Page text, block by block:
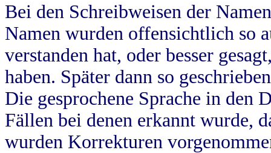
Bei den Schreibweisen der
Namen wurden offensichtlich so
verstanden hat, oder besser
haben. Später dann so
Die gesprochene Sprache in
Fällen bei denen erkannt wurde,
wurden Korrekturen